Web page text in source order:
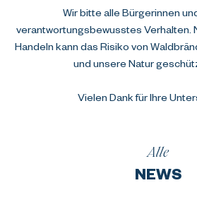
Wir bitte alle Bürgerinnen
verantwortungsbewusstes Verhalten.
Handeln kann das Risiko von
und unsere Natur
Vielen Dank für Ihre
Alle
NEWS